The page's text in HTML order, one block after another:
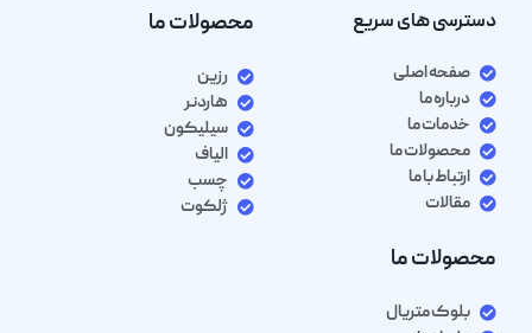
دسترسی های سریع
صفحه اصلی
درباره ما
خدمات ما
محصولات ما
ارتباط با ما
مقالات
محصولات ما
رزین
هاردنر
سیلیکون
الیاف
چسب
ژلکوت
محصولات ما
بلوک متریال